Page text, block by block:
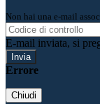
Non hai una e-mail
E-mail inviata, si
Errore
Chiudi